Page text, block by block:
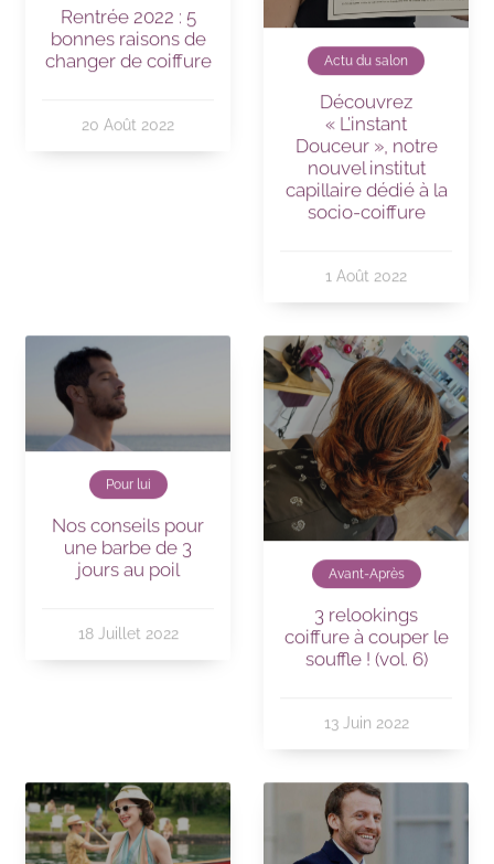
Rentrée 2022 : 5
bonnes raisons de
changer de coiffure
20 Août 2022
Actu du salon
Découvrez
« L’instant
Douceur », notre
nouvel institut
capillaire dédié à la
socio-coiffure
1 Août 2022
Pour lui
Nos conseils pour
une barbe de 3
jours au poil
18 Juillet 2022
Avant-Après
3 relookings
coiffure à couper le
souffle ! (vol. 6)
13 Juin 2022